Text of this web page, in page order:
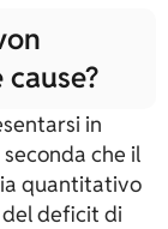
in
che il
quantitativo
deficit di